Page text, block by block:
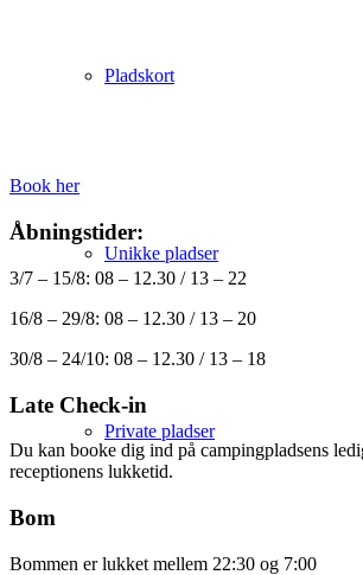
Pladskort
Unikke pladser
Private pladser
Book her
Åbningstider:
3/7 – 15/8: 08 – 12.30 / 13 – 22
16/8 – 29/8: 08 – 12.30 / 13 – 20
30/8 – 24/10: 08 – 12.30 / 13 – 18
Late Check-in
Du kan booke dig ind på campingpladsens
receptionens lukketid.
Bom
Bommen er lukket mellem 22:30 og 7:00